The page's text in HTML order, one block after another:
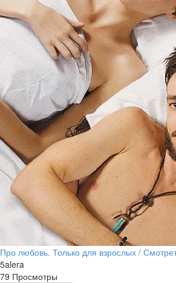
Про любовь. Только для взрослых /
5alera
79 Просмотры